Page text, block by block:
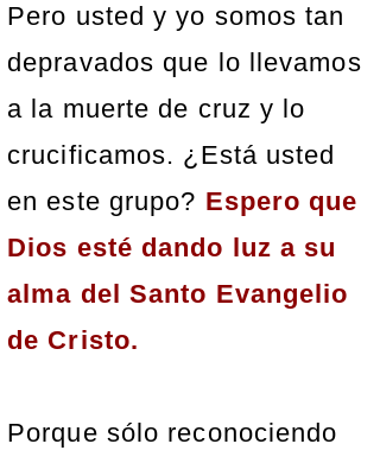
Pero usted y yo somos tan
depravados que lo llevamos
a la muerte de cruz y lo
crucificamos. ¿Está usted
en este grupo? Espero que
Dios esté dando luz a su
alma del Santo Evangelio
de Cristo.
Porque sólo reconociendo